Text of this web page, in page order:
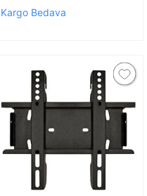
Kargo Bedava